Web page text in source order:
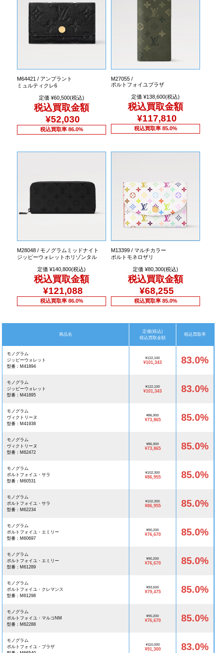
M64421 / アンプラント
ミュルティクレ6
定価 ¥60,500(税込)
税込買取金額
¥52,030
税込買取率 86.0%
M27055 /
ポルトフォイユブラザ
定価 ¥138,600(税込)
税込買取金額
¥117,810
税込買取率 85.0%
M28048 / モノグラムミッドナイト
ジッピーウォレットホリゾンタル
定価 ¥140,800(税込)
税込買取金額
¥121,088
税込買取率 86.0%
M13399 / マルチカラー
ポルトモネロザリ
定価 ¥80,300(税込)
税込買取金額
¥68,255
税込買取率 85.0%
商品名
定価(税込)
税込買取金額
税込買取率
モノグラム
ジッピーウォレット
型番：M41894
¥122,100
¥101,343 83.0%
モノグラム
ジッピーウォレット
型番：M41895
¥122,100
¥101,343 83.0%
モノグラム
ヴィクトリーヌ
型番：M41938
¥86,900
¥73,865 85.0%
モノグラム
ヴィクトリーヌ
型番：M62472
¥86,900
¥73,865 85.0%
モノグラム
ポルトフォイユ・サラ
型番：M60531
¥102,300
¥86,955 85.0%
モノグラム
ポルトフォイユ・サラ
型番：M62234
¥102,300
¥86,955 85.0%
モノグラム
ポルトフォイユ・エミリー
型番：M60697
¥90,200
¥76,670 85.0%
モノグラム
ポルトフォイユ・エミリー
型番：M61289
¥90,200
¥76,670 85.0%
モノグラム
ポルトフォイユ・クレマンス
型番：M61298
¥93,500
¥79,475 85.0%
モノグラム
ポルトフォイユ・マルコNM
型番：M62288
¥90,200
¥76,670 85.0%
モノグラム
ポルトフォイユ・ブラザ
¥110,000
¥91,300 83.0%